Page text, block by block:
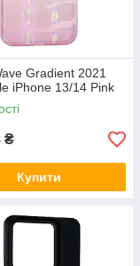
Gradient 2021
iPhone 13/14 Pink
₴
Купити